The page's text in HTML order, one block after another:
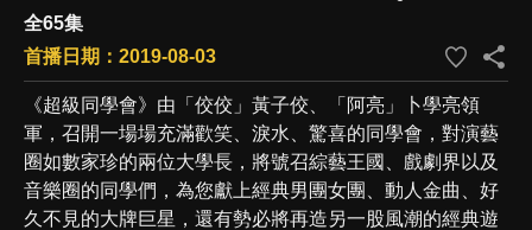
全65集
首播日期：2019-08-03
《超級同學會》由「佼佼」黃子佼、「阿亮」卜學亮領
軍，召開一場場充滿歡笑、淚水、驚喜的同學會，對演藝
圈如數家珍的兩位大學長，將號召綜藝王國、戲劇界以及
音樂圈的同學們，為您獻上經典男團女團、動人金曲、好
久不見的大牌巨星，還有勢必將再造另一股風潮的經典遊